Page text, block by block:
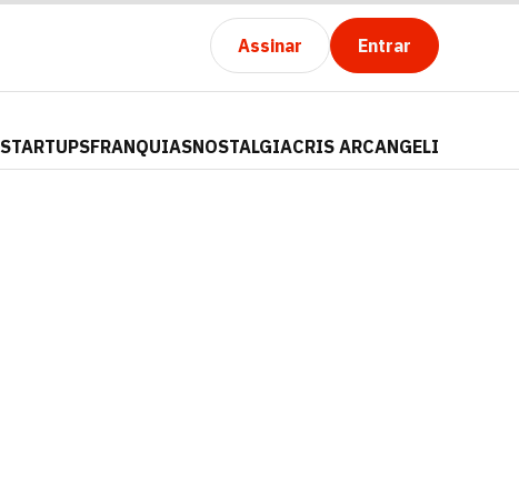
Assinar Entrar
STARTUPSFRANQUIASNOSTALGIACRIS ARCANGELI